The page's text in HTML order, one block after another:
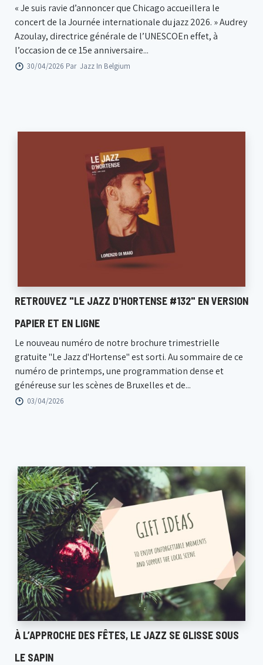
« Je suis ravie d’annoncer que Chicago accueillera le
concert de la Journée internationale du jazz 2026. » Audrey
Azoulay, directrice générale de l’UNESCOEn effet, à
l’occasion de ce 15e anniversaire...
30/04/2026 Par Jazz In Belgium
RETROUVEZ "LE JAZZ D'HORTENSE #132" EN VERSION
PAPIER ET EN LIGNE
Le nouveau numéro de notre brochure trimestrielle
gratuite "Le Jazz d'Hortense" est sorti. Au sommaire de ce
numéro de printemps, une programmation dense et
généreuse sur les scènes de Bruxelles et de...
03/04/2026
À L’APPROCHE DES FÊTES, LE JAZZ SE GLISSE SOUS
LE SAPIN